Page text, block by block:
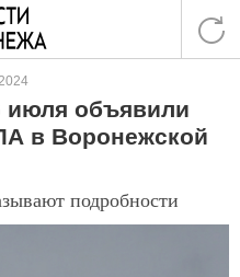
июля объявили
в Воронежской
подробности